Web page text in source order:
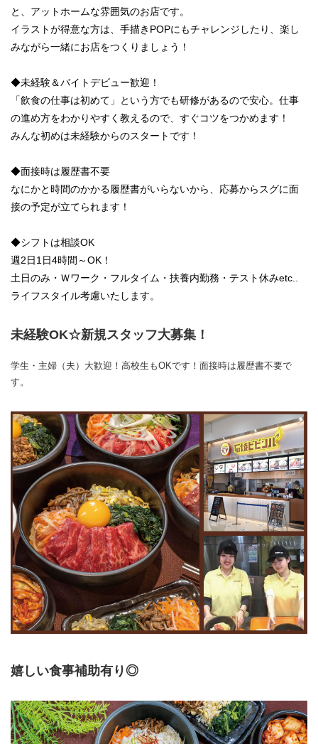
と、アットホームな雰囲気のお店です。
イラストが得意な方は、手描きPOPにもチャレンジしたり、楽し
みながら一緒にお店をつくりましょう！
◆未経験＆バイトデビュー歓迎！
「飲食の仕事は初めて」という方でも研修があるので安心。仕事
の進め方をわかりやすく教えるので、すぐコツをつかめます！
みんな初めは未経験からのスタートです！
◆面接時は履歴書不要
なにかと時間のかかる履歴書がいらないから、応募からスグに面
接の予定が立てられます！
◆シフトは相談OK
週2日1日4時間～OK！
土日のみ・Ｗワーク・フルタイム・扶養内勤務・テスト休みetc..
ライフスタイル考慮いたします。
未経験OK☆新規スタッフ大募集！
学生・主婦（夫）大歓迎！高校生もOKです！面接時は履歴書不要で
す。
嬉しい食事補助有り◎